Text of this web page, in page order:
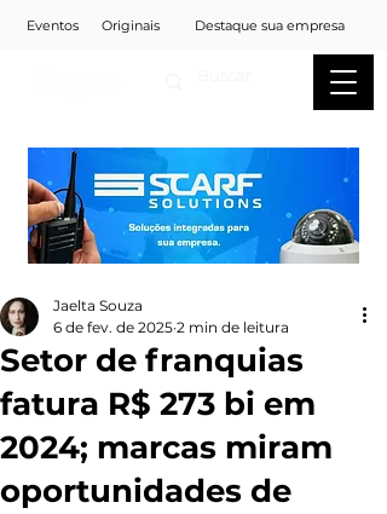
Eventos Originais Destaque sua empresa
Setor de franquias
fatura R$ 273 bi em
2024; marcas miram
oportunidades de
Jaelta Souza
6 de fev. de 2025 2 min de leitura